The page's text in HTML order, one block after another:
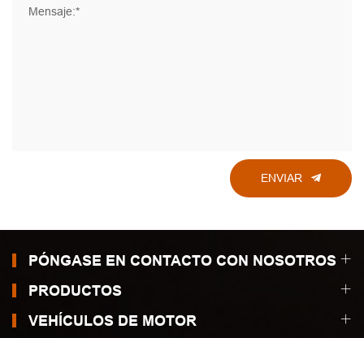
Mensaje:*
ENVIAR
PÓNGASE EN CONTACTO CON NOSOTROS
PRODUCTOS
VEHÍCULOS DE MOTOR